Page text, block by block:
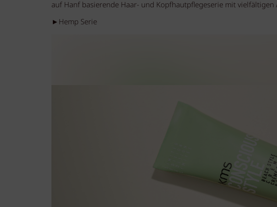
auf Hanf basierende Haar- und Kopfhautpflegeserie mit
►Hemp Serie